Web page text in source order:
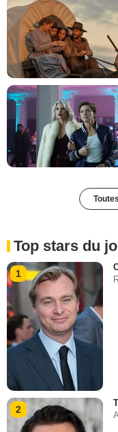
Top stars du
1
2